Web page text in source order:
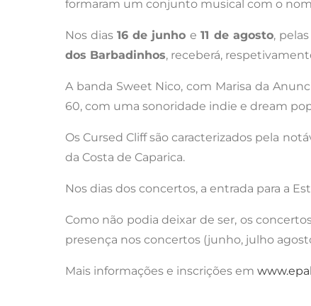
formaram um conjunto musical com o
Nos dias16 de junhoe11 de agosto,
dos Barbadinhos, receberá,
A banda Sweet Nico, com Marisa da
60, com uma sonoridade indie e dream
Os Cursed Cliff são caracterizados pela
da Costa de Caparica.
Nos dias dos concertos, a entrada para a
Como não podia deixar de ser, os
presença nos concertos (junho, julho
Mais informações e inscrições em